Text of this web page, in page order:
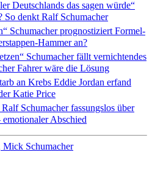
Deutschlands das sagen würde“
denkt Ralf Schumacher
Schumacher prognostiziert Formel-
Hammer an?
Schumacher fällt vernichtendes
Fahrer wäre die Lösung
an Krebs Eddie Jordan erfand
Katie Price
Ralf Schumacher fassungslos über
Abschied
Mick Schumacher